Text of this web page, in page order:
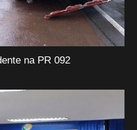
na PR 092